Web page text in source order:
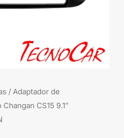
/ Adaptador de
CS15 9.1″